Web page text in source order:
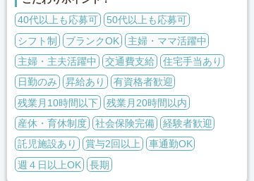
40代以上も応募可
50代以上も応募可
シフト制
ブランクOK
主婦・ママ活躍中
主婦・主夫活躍中
交通費支給
住宅手当あり
日勤のみ
昇給あり
有資格者歓迎
残業月10時間以下
残業月20時間以内
産休・育休制度
社会保険完備
経験者歓迎
託児施設あり
賞与2回以上
車通勤OK
週４日以上OK
長期